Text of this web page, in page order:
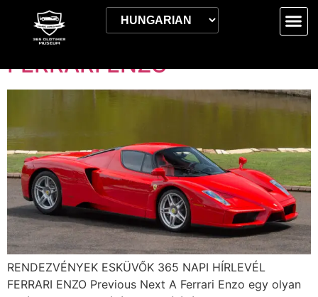
Címke: 2024.03.10.
FERRARI ENZO
RENDEZVÉNYEK ESKÜVŐK 365 NAPI HÍRLEVÉL
FERRARI ENZO Previous Next A Ferrari Enzo egy olyan